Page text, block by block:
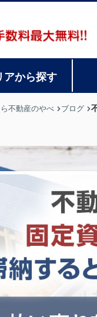
アから探す
不動産のやべ ブログ